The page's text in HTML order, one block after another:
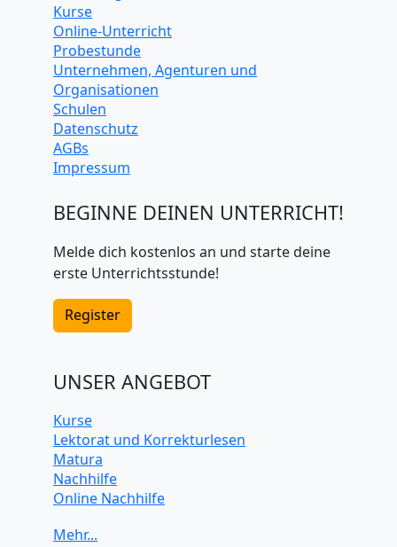
Über uns
Wie funktioniert's?
Qualitätsgarantie
Kurse
Online-Unterricht
Probestunde
Unternehmen, Agenturen und
Organisationen
Schulen
AGBs
Impressum
BEGINNE DEINEN UNTERRICHT!
Melde dich kostenlos an und starte deine
erste Unterrichtsstunde!
Register
UNSER ANGEBOT
Kurse
Lektorat und Korrekturlesen
Nachhilfe